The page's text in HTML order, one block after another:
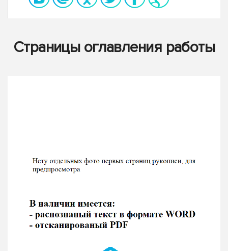
Страницы оглавления работы